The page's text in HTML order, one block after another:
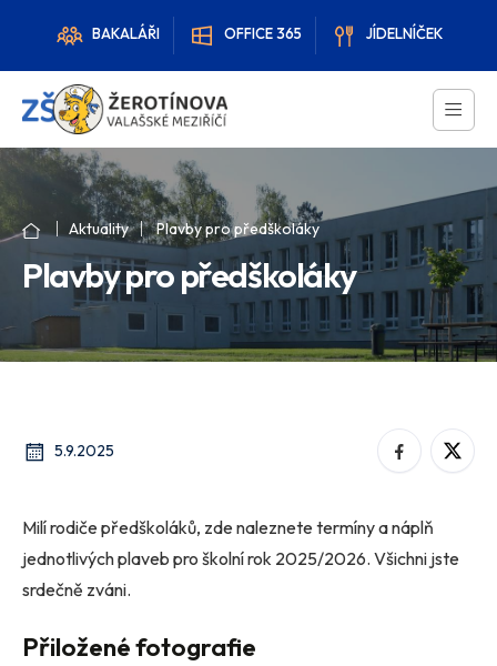
BAKALÁŘI OFFICE 365 JÍDELNÍČEK
Aktuality Plavby pro předškoláky
Plavby pro předškoláky
5.9.2025
Milí rodiče předškoláků, zde naleznete termíny a náplň
jednotlivých plaveb pro školní rok 2025/2026. Všichni jste
srdečně zváni.
Přiložené fotografie